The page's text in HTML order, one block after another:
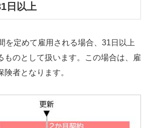
日以上
を定めて雇用される場合、31日以上
ものとして扱います。この場合は、雇
険者となります。